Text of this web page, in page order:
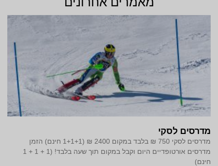
מדרסים לסקי
מדרסים לסקי 750 ₪ בלבד במקום 2400 ₪ (1+1+1 חינם) הזמן
מדרסים אורטופדיים היום וקבל במקום תוך שעה בלבד! (1 + 1 + 1
חינם)